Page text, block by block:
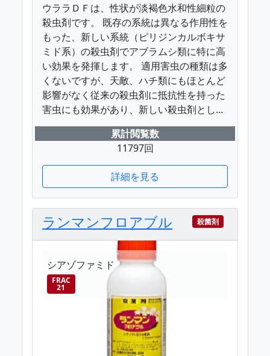
ウララＤＦは、性状が淡褐色水和性細粒の
殺虫剤です。 既存の系統は異なる作用性を
もった、新しい系統（ピリジンカルボキサ
ミド系）の殺虫剤でアブラムシ類に特に高
い効果を発揮します。 適用害虫の種類は多
くないですが、天敵、ハチ類にもほとんど
影響がなく従来の殺虫剤に抵抗性を持った
害虫にも効果があり、新しい殺虫剤とし...
累計閲覧数
11797回
詳細を見る
ランマンフロアブル 殺菌剤
シアゾファミド
FRAC
21